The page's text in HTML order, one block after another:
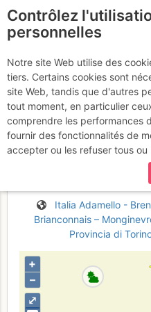
La
del Bove >>
dell'Acqua -
refuge
février 2017
Italia Adamello -
Brianconnais –
Provincia di
⤢
+
–
Contrôlez
personnelles
Notre site Web utilise des
tiers. Certains cookies sont
site Web, tandis que d'autres
tout moment, en particulier
comprendre les performances
fournir des fonctionnalités de
accepter ou les refuser tous ou